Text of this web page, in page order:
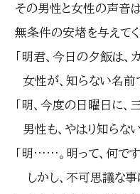
その男性と女性の声音は
無条件の安堵を与えてく
「明君、今日の夕飯は、
女性が、知らない名前
「明、今度の日曜日に
男性も、やはり知らな
「明……。明って、何です
しかし、不可思議な事